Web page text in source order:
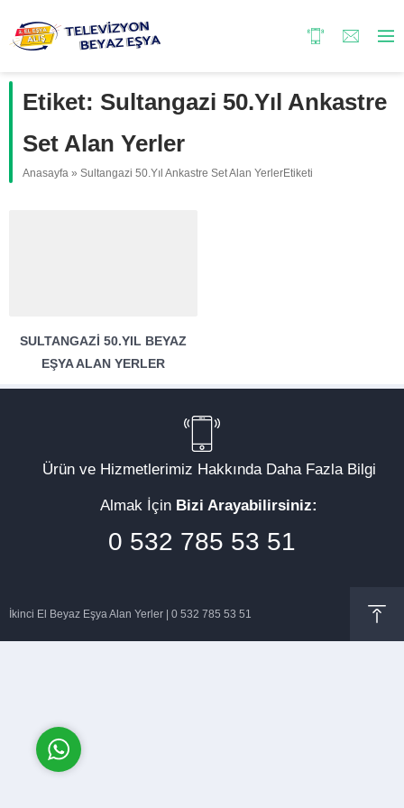
Etiket: Sultangazi 50.Yıl Ankastre
Set Alan Yerler
Anasayfa » Sultangazi 50.Yıl Ankastre Set Alan YerlerEtiketi
SULTANGAZI 50.YIL BEYAZ
EŞYA ALAN YERLER
Ürün ve Hizmetlerimiz Hakkında Daha Fazla Bilgi
Almak İçin Bizi Arayabilirsiniz:
0 532 785 53 51
İkinci El Beyaz Eşya Alan Yerler | 0 532 785 53 51